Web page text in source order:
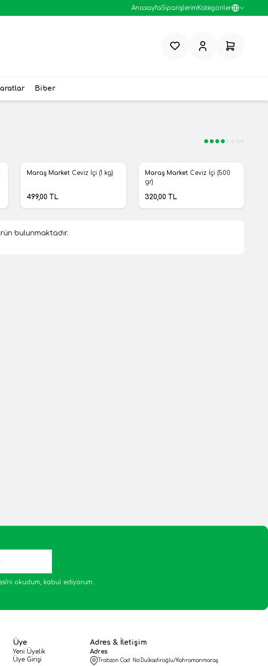
AnasayfaSiparişlerimKategoriler
FavorilerimHesabım Sepetim
Biber
Yeni
Maraş Market Ceviz İçi (1 kg)
499,00 TL
Yeni
Favorilere Ekle
Maraş Market Ceviz İçi (500
gr)
320,00 TL
bulunmaktadır.
okudum, kabul ediyorum.
Üye
Yeni Üyelik
Üye Girişi
Adres & İletişim
Adres
Trabzon Cad. No:Dulkadiroğlu/Kahramanmaraş